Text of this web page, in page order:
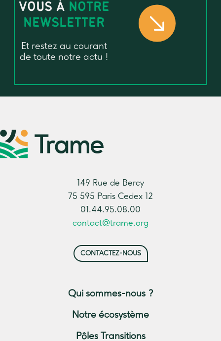
VOUS À NOTRE
NEWSLETTER
Et restez au courant
de toute notre actu !
149 Rue de Bercy
75 595 Paris Cedex 12
01.44.95.08.00
contact@trame.org
CONTACTEZ-NOUS
Qui sommes-nous ?
Notre écosystème
Pôles Transitions